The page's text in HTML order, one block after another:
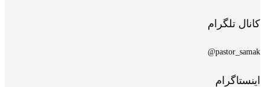
کانال تلگرام
pastor_samak@
اینستاگرام